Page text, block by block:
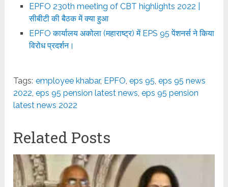
EPFO 230th meeting of CBT highlights 2022 |
सीबीटी की बैठक में क्या हुआ
EPFO कार्यालय अकोला (महाराष्ट्र) में EPS 95 पेंशनर्स ने किया
विरोध प्रदर्शन।
Tags: employee khabar, EPFO,eps 95,eps 95 news
2022,eps 95 pension latest news,eps 95 pension
latest news 2022
Related Posts